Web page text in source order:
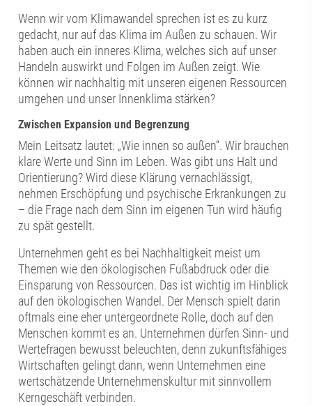
Wenn wir vom Klimawandel sprechen ist es zu kurz
gedacht, nur auf das Klima im Außen zu schauen. Wir
haben auch ein inneres Klima, welches sich auf unser
Handeln auswirkt und Folgen im Außen zeigt. Wie
können wir nachhaltig mit unseren eigenen Ressourcen
umgehen und unser Innenklima stärken?
Zwischen Expansion und Begrenzung
Mein Leitsatz lautet: „Wie innen so außen“. Wir brauchen
klare Werte und Sinn im Leben. Was gibt uns Halt und
Orientierung? Wird diese Klärung vernachlässigt,
nehmen Erschöpfung und psychische Erkrankungen zu
– die Frage nach dem Sinn im eigenen Tun wird häufig
zu spät gestellt.
Unternehmen geht es bei Nachhaltigkeit meist um
Themen wie den ökologischen Fußabdruck oder die
Einsparung von Ressourcen. Das ist wichtig im Hinblick
auf den ökologischen Wandel. Der Mensch spielt darin
oftmals eine eher untergeordnete Rolle, doch auf den
Menschen kommt es an. Unternehmen dürfen Sinn- und
Wertefragen bewusst beleuchten, denn zukunftsfähiges
Wirtschaften gelingt dann, wenn Unternehmen eine
wertschätzende Unternehmenskultur mit sinnvollem
Kerngeschäft verbinden.